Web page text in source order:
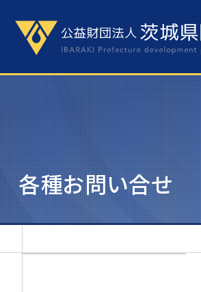
各種お問い合せ